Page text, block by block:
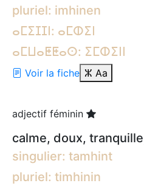
pluriel: imhinen
ⴰⵎⵉⵊⵊⵏ: ⴰⵎⵀⵉⵏ
ⴰⵎⵡⴰⵟⵟⴰⵙ: ⵉⵎⵀⵉⵏⵏ
Voir la fiche ⵣ Aa
adjectif féminin
calme, doux,
singulier: tamhint
pluriel: timhinin